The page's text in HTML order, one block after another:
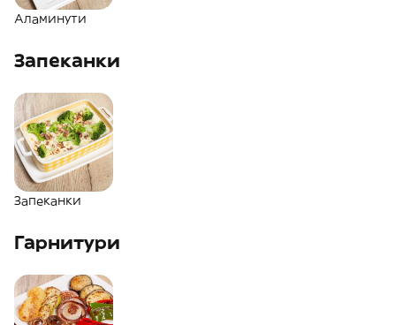
Аламинути
Запеканки
Запеканки
Гарнитури